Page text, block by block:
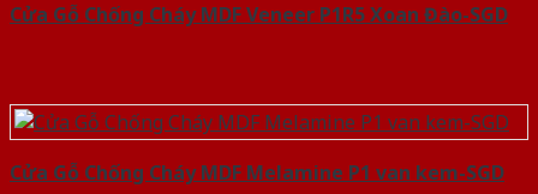
Cửa Gỗ Chống Cháy MDF Veneer P1R5 Xoan Đào-SGD
Cửa Gỗ Chống Cháy MDF Melamine P1 van kem-SGD